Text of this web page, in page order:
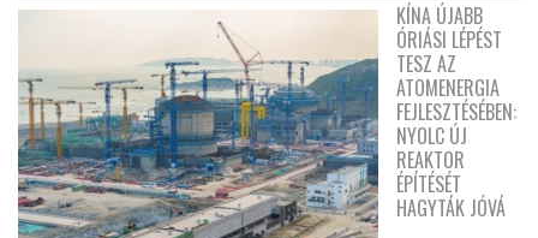
KÍNA ÚJABB
ÓRIÁSI LÉPÉST
TESZ AZ
ATOMENERGIA
FEJLESZTÉSÉBEN:
NYOLC ÚJ
REAKTOR
ÉPÍTÉSÉT
HAGYTÁK JÓVÁ